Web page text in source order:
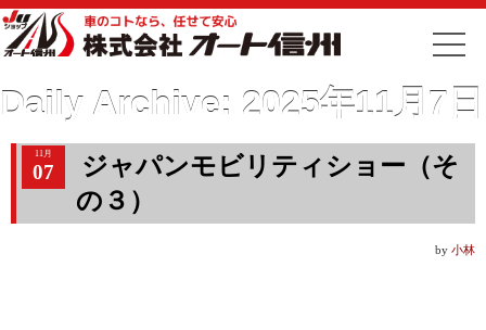
Daily Archive: 2025年11月7日
11月
07
ジャパンモビリティショー（そ
の３）
by 小林